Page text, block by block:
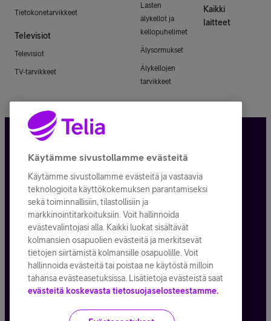
Tietokonetarvikkeet
Televisiot
Televisiot
TV-tarvikkeet
Lasten
älykellot ja
kellopuhelimet
Älysormukset
Älykellojen
tarvikkeet
Kaikki
laitteet
Tietosuoja ja -turva
Tilauksen peruuttaminen
Käyttöehdot
Evästeiden käyttö
Toimitusehdot ja palvelukuvaukset
Kaikki hinnat ALV25,5%
Käytämme sivustollamme evästeitä
Käytämme sivustollamme evästeitä ja vastaavia
teknologioita käyttökokemuksen parantamiseksi
sekä toiminnallisiin, tilastollisiin ja
markkinointitarkoituksiin. Voit hallinnoida
evästevalintojasi alla. Kaikki luokat sisältävät
kolmansien osapuolien evästeitä ja merkitsevät
tietojen siirtämistä kolmansille osapuolille. Voit
hallinnoida evästeitä tai poistaa ne käytöstä milloin
tahansa evästeasetuksissa. Lisätietoja evästeistä saat
evästeitä koskevasta tietosuojaselosteestamme.